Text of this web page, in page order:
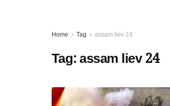
Home Tag assam liev 24
Tag:assam liev 24